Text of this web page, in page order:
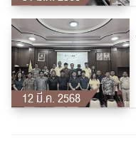
12 มี.ค. 2568